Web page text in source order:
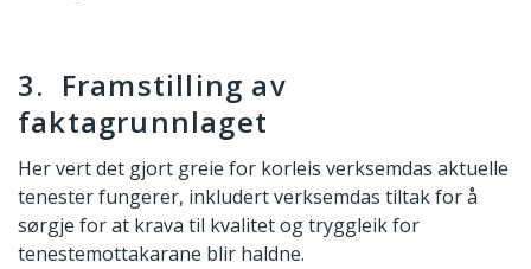
3. Framstilling av
faktagrunnlaget
Her vert det gjort greie for korleis verksemdas aktuelle
tenester fungerer, inkludert verksemdas tiltak for å
sørgje for at krava til kvalitet og tryggleik for
tenestemottakarane blir haldne.